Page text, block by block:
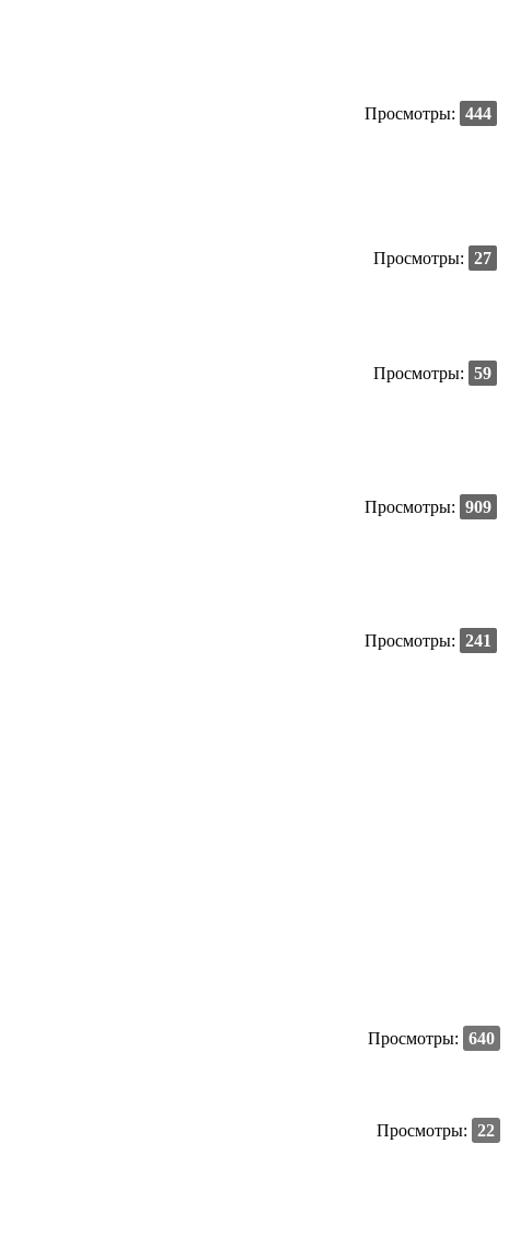
Просмотры: 444
Просмотры: 27
Просмотры: 59
Просмотры: 909
Просмотры: 241
Просмотры: 640
Просмотры: 22